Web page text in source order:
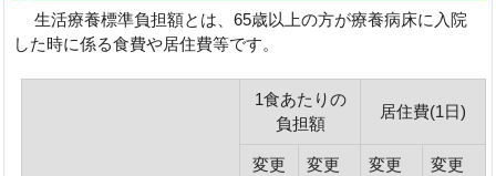
生活療養標準負担額とは、65歳以上の方が療養病床に入院
した時に係る食費や居住費等です。
1食あたりの
負担額
居住費(1日)
変更
変更
変更
変更